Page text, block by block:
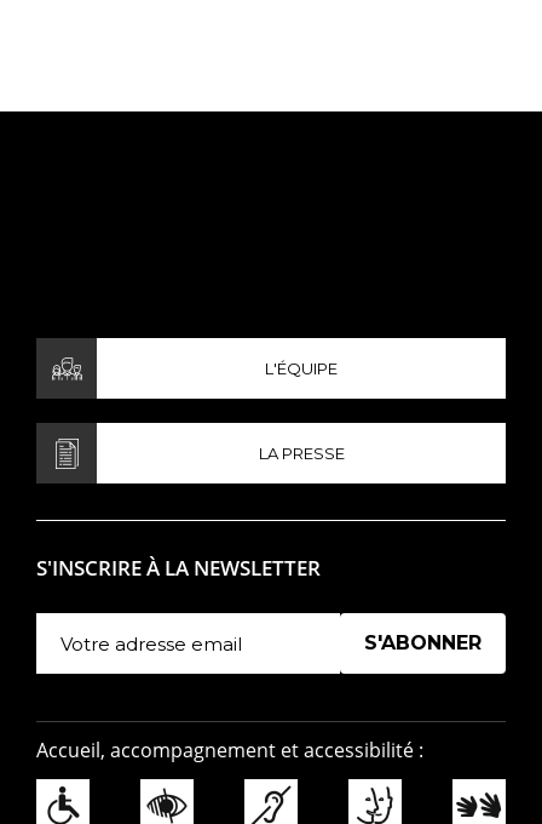
L'ÉQUIPE
LA PRESSE
S'INSCRIRE À LA NEWSLETTER
Accueil, accompagnement et accessibilité :